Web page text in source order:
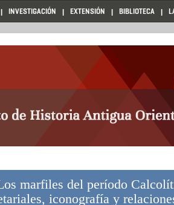
INVESTIGACIÓN EXTENSIÓN BIBLIOTECA
marfiles del período
iconografía y